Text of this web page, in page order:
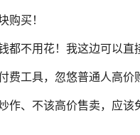
购买！
都不用花！我这边可以
费工具，忽悠普通人高价
、不该高价售卖，应